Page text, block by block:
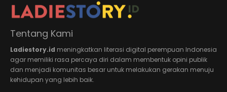
Tentang Kami
Ladiestory.id meningkatkan literasi digital perempuan Indonesia
agar memiliki rasa percaya diri dalam membentuk opini publik
dan menjadi komunitas besar untuk melakukan gerakan menuju
kehidupan yang lebih baik.